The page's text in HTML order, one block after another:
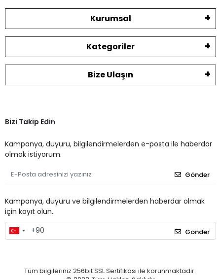
Kurumsal
Kategoriler
Bize Ulaşın
Bizi Takip Edin
Kampanya, duyuru, bilgilendirmelerden e-posta ile haberdar
olmak istiyorum.
Gönder
Kampanya, duyuru ve bilgilendirmelerden haberdar olmak
için kayıt olun.
Gönder
Tüm bilgileriniz 256bit SSL Sertifikası ile korunmaktadır.